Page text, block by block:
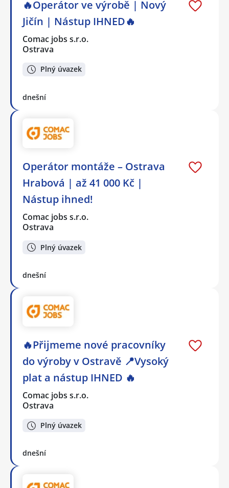
🔥Operátor ve výrobě | Nový
Jičín | Nástup IHNED🔥
Comac jobs s.r.o.
Ostrava
Plný úvazek
dnešní
Operátor montáže – Ostrava
Hrabová | až 41 000 Kč |
Nástup ihned!
Comac jobs s.r.o.
Ostrava
Plný úvazek
dnešní
🔥Přijmeme nové pracovníky
do výroby v Ostravě 📍Vysoký
plat a nástup IHNED 🔥
Comac jobs s.r.o.
Ostrava
Plný úvazek
dnešní